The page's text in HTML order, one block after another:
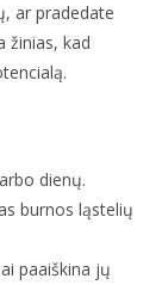
ar pradedate
žinias, kad
dienų.
burnos ląstelių
paaiškina jų